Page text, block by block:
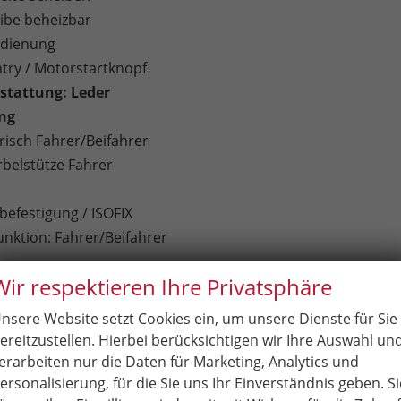
beheizbar
/ Motorstartknopf
Leder
Fahrer/Beifahrer
Fahrer
/ ISOFIX
Fahrer/Beifahrer
Soundsystem
Europa
über Bluetooth
Radioempfang)
respektieren Ihre Privatsphäre
Website setzt Cookies ein, um unsere Dienste für Sie
Hierbei berücksichtigen wir Ihre Auswahl
nur die Daten für Marketing, Analytics und
für die Sie uns Ihr Einverständnis geben.